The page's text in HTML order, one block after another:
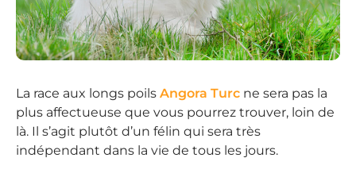
La race aux longs poils Angora Turc ne sera pas la
plus affectueuse que vous pourrez trouver, loin de
là. Il s’agit plutôt d’un félin qui sera très
indépendant dans la vie de tous les jours.